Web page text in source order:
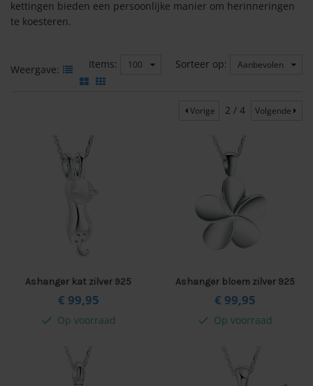
kettingen bieden een persoonlijke manier om herinneringen
te koesteren.
Sorteer op: Aanbevolen
Items: 100
Weergave:
Vorige 2 / 4 Volgende
Ashanger kat zilver 925
€ 99,95
check Op voorraad
Ashanger bloem zilver 925
€ 99,95
check Op voorraad